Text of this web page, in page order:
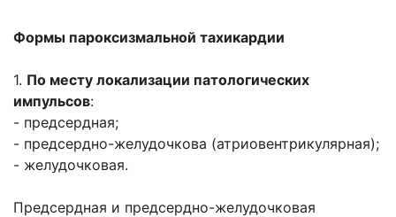
Формы пароксизмальной тахикардии
1. По месту локализации патологических
импульсов:
- предсердная;
- предсердно-желудочкова (атриовентрикулярная);
- желудочковая.
Предсердная и предсердно-желудочковая